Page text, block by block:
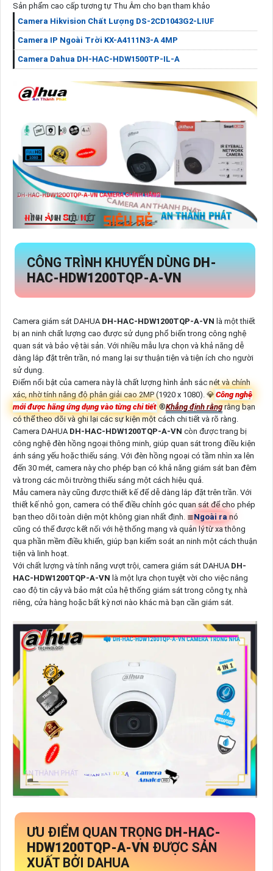
Sản phẩm cao cấp tương tự Thu Âm cho bạn tham khảo
Camera Hikvision Chất Lượng DS-2CD1043G2-LIUF
Camera IP Ngoài Trời KX-A4111N3-A 4MP
Camera Dahua DH-HAC-HDW1500TP-IL-A
CÔNG TRÌNH KHUYẾN DÙNGDH-
HAC-HDW1200TQP-A-VN
Camera giám sát DAHUA DH-HAC-HDW1200TQP-A-VN là một thiết
bị an ninh chất lượng cao được sử dụng phổ biến trong công nghệ
quan sát và bảo vệ tài sản. Với nhiều mẫu lựa chọn và khả năng dễ
dàng lắp đặt trên trần, nó mang lại sự thuận tiện và tiện ích cho người
sử dụng.
Điểm nổi bật của camera này là chất lượng hình ảnh sắc nét và chính
xác, nhờ tính năng độ phân giải cao 2MP (1920 x 1080). 💎Công nghệ
mới được hãng ứng dụng vào từng chi tiết ®️Khẳng định rằngrằng bạn
có thể theo dõi và ghi lại các sự kiện một cách chi tiết và rõ ràng.
Camera DAHUA DH-HAC-HDW1200TQP-A-VN còn được trang bị
công nghệ đèn hồng ngoại thông minh, giúp quan sát trong điều kiện
ánh sáng yếu hoặc thiếu sáng. Với đèn hồng ngoại có tầm nhìn xa lên
đến 30 mét, camera này cho phép bạn có khả năng giám sát ban đêm
và trong các môi trường thiếu sáng một cách hiệu quả.
Mẫu camera này cũng được thiết kế để dễ dàng lắp đặt trên trần. Với
thiết kế nhỏ gọn, camera có thể điều chỉnh góc quan sát để cho phép
bạn theo dõi toàn diện một không gian nhất định. ≣Ngoài ra nó
cũng có thể được kết nối với hệ thống mạng và quản lý từ xa thông
qua phần mềm điều khiển, giúp bạn kiểm soát an ninh một cách thuận
tiện và linh hoạt.
Với chất lượng và tính năng vượt trội, camera giám sát DAHUA DH-
HAC-HDW1200TQP-A-VN là một lựa chọn tuyệt vời cho việc nâng
cao độ tin cậy và bảo mật của hệ thống giám sát trong công ty, nhà
riêng, cửa hàng hoặc bất kỳ nơi nào khác mà bạn cần giám sát.
ƯU ĐIỂM QUAN TRỌNG DH-HAC-
HDW1200TQP-A-VN ĐƯỢC SẢN
XUẤT BỞI DAHUA